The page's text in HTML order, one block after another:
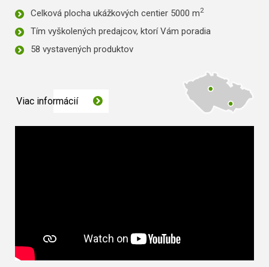
Celková plocha ukážkových centier 5000 m2
Tím vyškolených predajcov, ktorí Vám poradia
58 vystavených produktov
Viac informácií